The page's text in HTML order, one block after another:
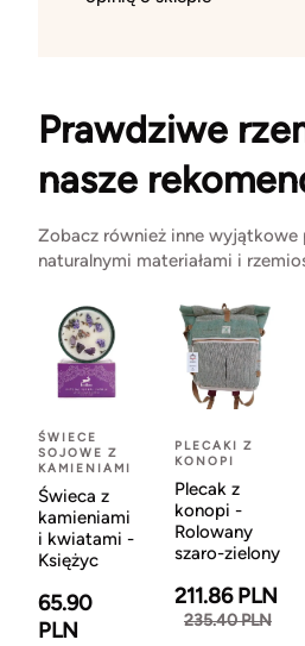
Prawdziwe
nasze
Zobacz również inne
naturalnymi materiałami i
ŚWIECE
SOJOWE Z
KAMIENIAMI
Świeca z
kamieniami
i kwiatami -
Księżyc
65.90
PLN
PLECAKI Z
KONOPI
Plecak z
konopi -
Rolowany
szaro-zielony
211.86 PLN
235.40 PLN